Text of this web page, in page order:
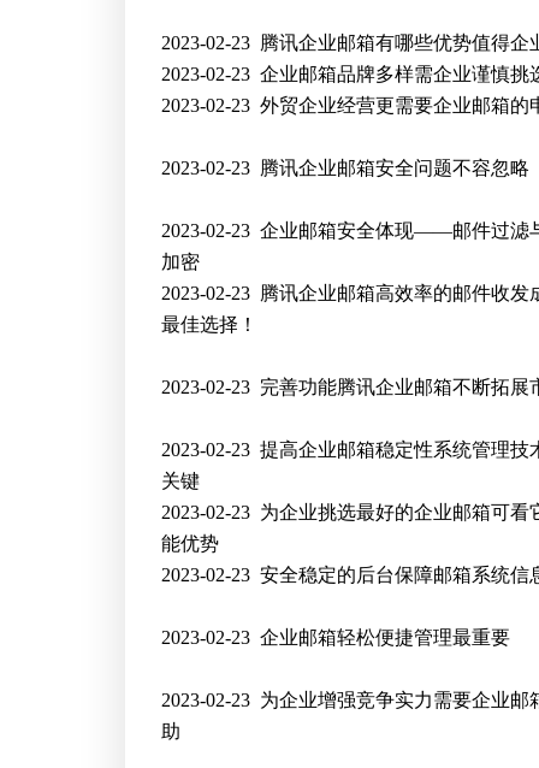
2023-02-23 腾讯企业邮箱有哪些优势值得企
2023-02-23企业邮箱品牌多样需企业谨慎挑
2023-02-23外贸企业经营更需要企业邮箱的
2023-02-23 腾讯企业邮箱安全问题不容忽略
2023-02-23企业邮箱安全体现——邮件过滤
加密
2023-02-23 腾讯企业邮箱高效率的邮件收发
最佳选择！
2023-02-23 完善功能腾讯企业邮箱不断拓展
2023-02-23提高企业邮箱稳定性系统管理技
关键
2023-02-23 为企业挑选最好的企业邮箱可看
能优势
2023-02-23安全稳定的后台保障邮箱系统信
2023-02-23企业邮箱轻松便捷管理最重要
2023-02-23 为企业增强竞争实力需要企业邮
助